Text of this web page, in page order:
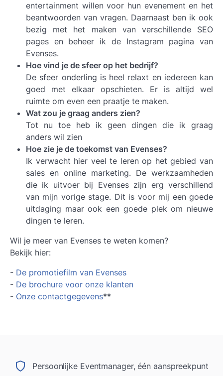
entertainment willen voor hun evenement en het
beantwoorden van vragen. Daarnaast ben ik ook
bezig met het maken van verschillende SEO
pages en beheer ik de Instagram pagina van
Evenses.
Hoe vind je de sfeer op het bedrijf?
De sfeer onderling is heel relaxt en iedereen kan
goed met elkaar opschieten. Er is altijd wel
ruimte om even een praatje te maken.
Wat zou je graag anders zien?
Tot nu toe heb ik geen dingen die ik graag
anders wil zien
Hoe zie je de toekomst van Evenses?
Ik verwacht hier veel te leren op het gebied van
sales en online marketing. De werkzaamheden
die ik uitvoer bij Evenses zijn erg verschillend
van mijn vorige stage. Dit is voor mij een goede
uitdaging maar ook een goede plek om nieuwe
dingen te leren.
Wil je meer van Evenses te weten komen?
Bekijk hier:
- De promotiefilm van Evenses
- De brochure voor onze klanten
- Onze contactgegevens**
Persoonlijke Eventmanager, één aanspreekpunt